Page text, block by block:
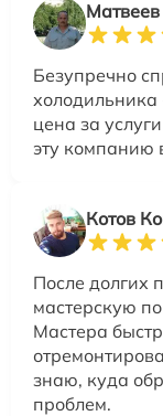
Безупречно
холодильника
цена за
эту компанию
Котов
После долгих
мастерскую
Мастера
знаю, куда
проблем.